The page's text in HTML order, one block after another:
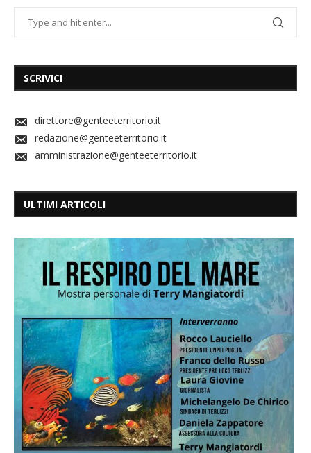
SCRIVICI
direttore@genteeterritorio.it
redazione@genteeterritorio.it
amministrazione@genteeterritorio.it
ULTIMI ARTICOLI